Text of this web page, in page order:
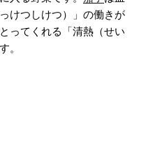
けつしけつ）」の働きが
ってくれる「清熱（せい
。